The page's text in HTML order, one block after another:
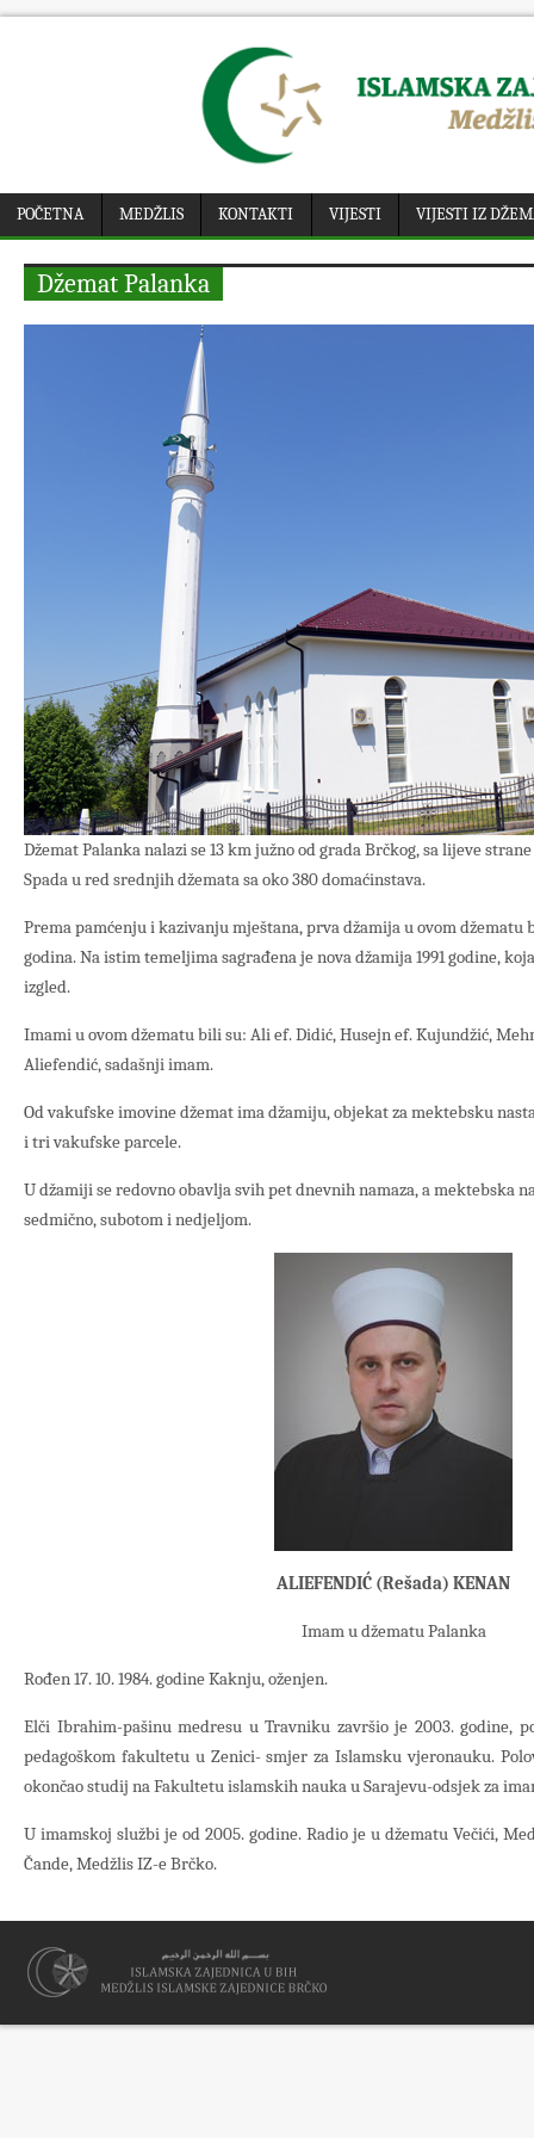
POČETNA MEDŽLIS KONTAKTI VIJESTI VIJESTI IZ
Džemat Palanka
Džemat Palanka nalazi se 13 km južno od grada Brčkog, sa lijeve
Spada u red srednjih džemata sa oko 380 domaćinstava.
Prema pamćenju i kazivanju mještana, prva džamija u ovom džematu
godina. Na istim temeljima sagrađena je nova džamija 1991 godine,
izgled.
Imami u ovom džematu bili su: Ali ef. Didić, Husejn ef. Kujundžić,
Aliefendić, sadašnji imam.
Od vakufske imovine džemat ima džamiju, objekat za mektebsku
i tri vakufske parcele.
U džamiji se redovno obavlja svih pet dnevnih namaza, a mektebska
sedmično, subotom i nedjeljom.
ALIEFENDIĆ (Rešada) KENAN
Imam u džematu Palanka
Rođen 17. 10. 1984. godine Kaknju, oženjen.
Elči Ibrahim-pašinu medresu u Travniku završio je 2003. godine,
pedagoškom fakultetu u Zenici- smjer za Islamsku vjeronauku.
okončao studij na Fakultetu islamskih nauka u Sarajevu-odsjek za
U imamskoj službi je od 2005. godine. Radio je u džematu Večići,
Čande, Medžlis IZ-e Brčko.